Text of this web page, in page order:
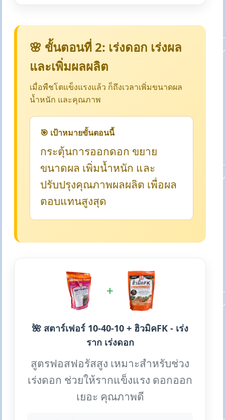
🌸 ขั้นตอนที่ 2: เร่งดอก เร่งผล
และเพิ่มผลผลิต
เมื่อพืชโตแข็งแรงแล้ว ก็ถึงเวลาเพิ่มขนาดผล
น้ำหนัก และคุณภาพ
🎯 เป้าหมายขั้นตอนนี้
กระตุ้นการออกดอก ขยาย
ขนาดผล เพิ่มน้ำหนัก และ
ปรับปรุงคุณภาพผลผลิต เพื่อผล
ตอบแทนสูงสุด
+
🌺 สตาร์เฟอร์ 10-40-10 + ฮิวมิคFK - เร่ง
ราก เร่งดอก
สูตรฟอสฟอรัสสูง เหมาะสำหรับช่วง
เร่งดอก ช่วยให้รากแข็งแรง ดอกออก
เยอะ คุณภาพดี